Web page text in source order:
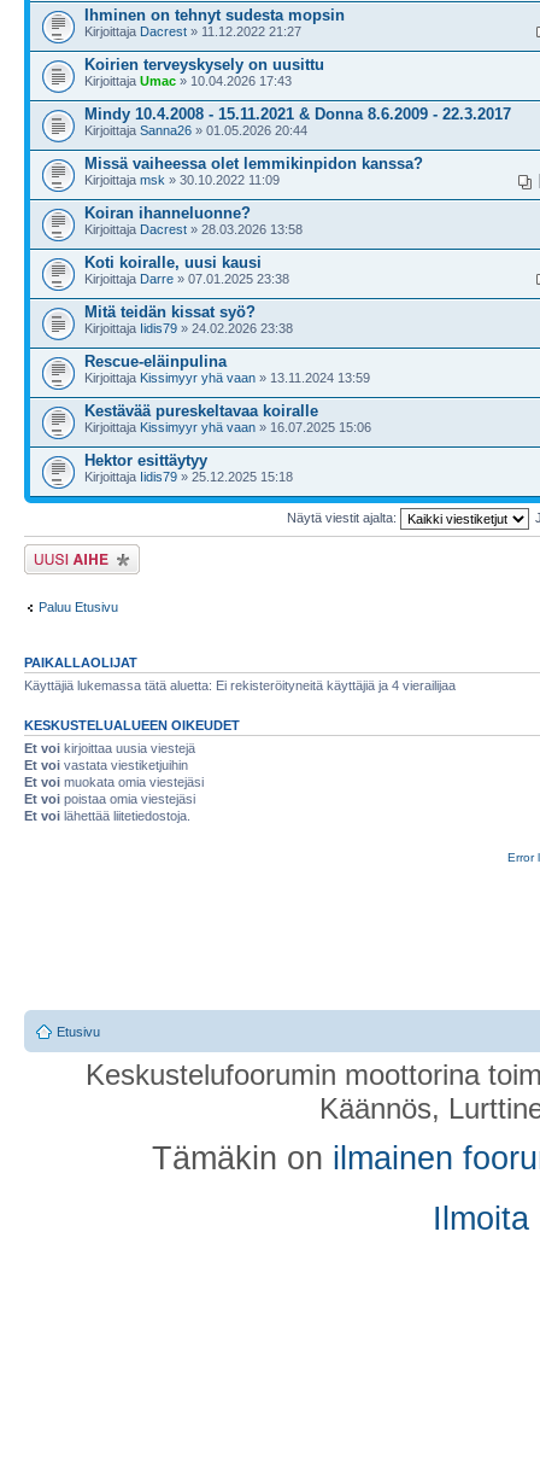
Ihminen on tehnyt sudesta mopsin
Kirjoittaja Dacrest » 11.12.2022 21:27
Koirien terveyskysely on uusittu
Kirjoittaja Umac » 10.04.2026 17:43
Mindy 10.4.2008 - 15.11.2021 & Donna 8.6.2009 - 22.3.2017
Kirjoittaja Sanna26 » 01.05.2026 20:44
Missä vaiheessa olet lemmikinpidon kanssa?
Kirjoittaja msk » 30.10.2022 11:09
Koiran ihanneluonne?
Kirjoittaja Dacrest » 28.03.2026 13:58
Koti koiralle, uusi kausi
Kirjoittaja Darre » 07.01.2025 23:38
Mitä teidän kissat syö?
Kirjoittaja Iidis79 » 24.02.2026 23:38
Rescue-eläinpulina
Kirjoittaja Kissimyyr yhä vaan » 13.11.2024 13:59
Kestävää pureskeltavaa koiralle
Kirjoittaja Kissimyyr yhä vaan » 16.07.2025 15:06
Hektor esittäytyy
Kirjoittaja Iidis79 » 25.12.2025 15:18
Näytä viestit ajalta:
Lähetä uusi viesti
Paluu Etusivu
PAIKALLAOLIJAT
Käyttäjiä lukemassa tätä aluetta: Ei rekisteröityneitä käyttäjiä ja 4 vierailijaa
KESKUSTELUALUEEN OIKEUDET
Et voi kirjoittaa uusia viestejä
Et voi vastata viestiketjuihin
Et voi muokata omia viestejäsi
Et voi poistaa omia viestejäsi
Et voi lähettää liitetiedostoja.
Error
Etusivu
Keskustelufoorumin moottorina
Käännös,
Tämäkin on ilmainen